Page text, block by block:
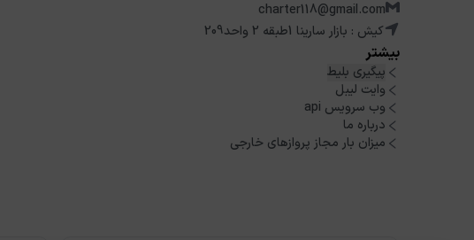
charter118@gmail.com
کیش : بازار سارینا 1طبقه 2 واحد209
بیشتر
پیگیری بلیط
وایت لیبل
وب سرویس api
درباره ما
میزان بار مجاز پروازهای خارجی